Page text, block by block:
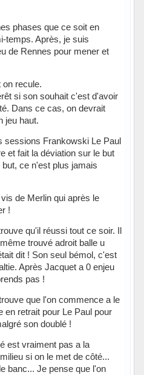
phases que ce soit en
temps. Après, je suis
de Rennes pour mener et
on recule.
si son souhait c'est d'avoir
Dans ce cas, on devrait
jeu haut.
sessions Frankowski Le Paul
et fait la déviation sur le but
ce n'est plus jamais
de Merlin qui après le
!
qu'il réussi tout ce soir. Il
trouvé adroit balle u
dit ! Son seul bémol, c'est
Après Jacquet a 0 enjeu
pas !
que l'on commence a le
en retrait pour Le Paul pour
son doublé !
est vraiment pas a la
si on le met de côté...
banc... Je pense que l'on